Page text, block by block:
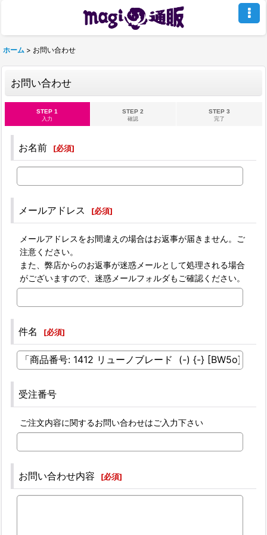
ホーム > お問い合わせ
お問い合わせ
STEP 1
入力
STEP 2
確認
STEP 3
完了
お名前 [必須]
メールアドレス [必須]
メールアドレスをお間違えの場合はお返事が届きません。ご
注意ください。
また、弊店からのお返事が迷惑メールとして処理される場合
がございますので、迷惑メールフォルダもご確認ください。
件名 [必須]
受注番号
ご注文内容に関するお問い合わせはご入力下さい
お問い合わせ内容 [必須]